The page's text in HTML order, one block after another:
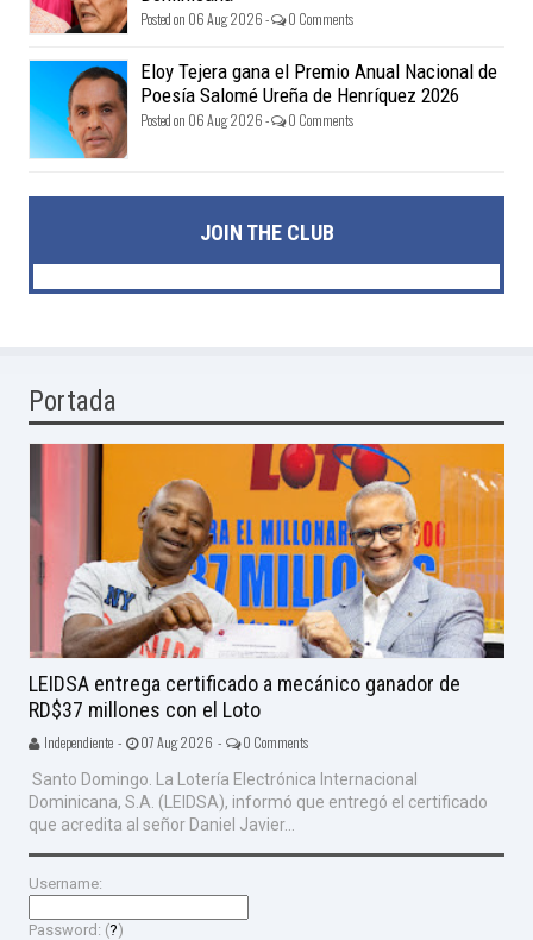
Posted on 06 Aug 2026 - 0 Comments
Eloy Tejera gana el Premio Anual Nacional de
Poesía Salomé Ureña de Henríquez 2026
Posted on 06 Aug 2026 - 0 Comments
JOIN THE CLUB
Portada
LEIDSA entrega certificado a mecánico ganador de
RD$37 millones con el Loto
Independiente - 07 Aug 2026 - 0 Comments
Santo Domingo. La Lotería Electrónica Internacional
Dominicana, S.A. (LEIDSA), informó que entregó el certificado
que acredita al señor Daniel Javier...
Username:
Password: (?)